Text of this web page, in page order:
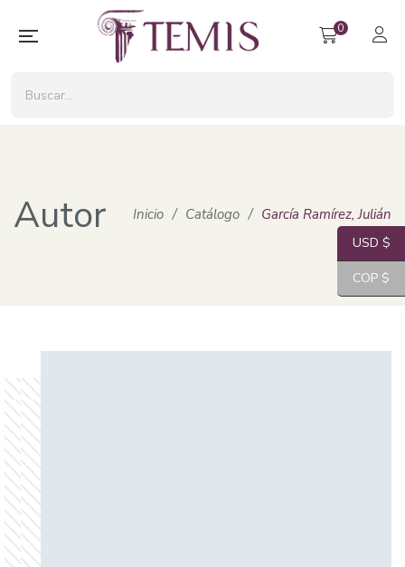
0
Autor Inicio / Catálogo / García Ramírez, Julián
USD $
COP $